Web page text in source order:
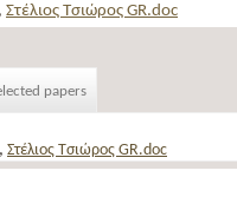
, Στέλιος Τσιώρος GR.doc
papers
, Στέλιος Τσιώρος GR.doc